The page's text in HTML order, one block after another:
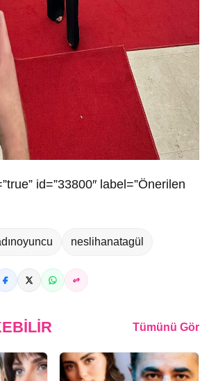
id=”33800″ label=”Önerilen
neslihanatagül
Tümünü Gör